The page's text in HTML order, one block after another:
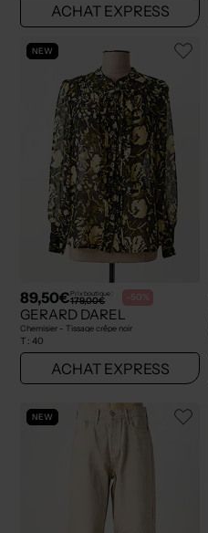
ACHAT EXPRESS
NEW
89,50€Prix boutique :
179,00€ -50%
GERARD DAREL
Chemisier - Tissage crêpe noir
T : 40
ACHAT EXPRESS
NEW